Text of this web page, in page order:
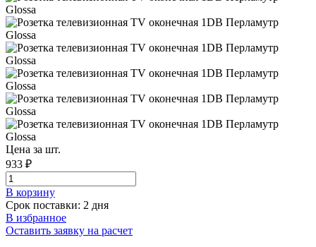
Цена за шт.
933 ₽
В корзинy
Срок поставки: 2 дня
В избранное
Оставить заявку на расчет